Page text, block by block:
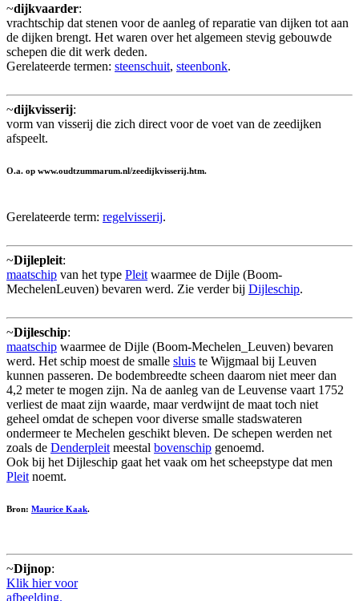
~dijkvaarder:
vrachtschip dat stenen voor de aanleg of reparatie van dijken tot aan
de dijken brengt. Het waren over het algemeen stevig gebouwde
schepen die dit werk deden.
Gerelateerde termen: steenschuit, steenbonk.
~dijkvisserij:
vorm van visserij die zich direct voor de voet van de zeedijken
afspeelt.
O.a. op www.oudtzummarum.nl/zeedijkvisserij.htm.
Gerelateerde term: regelvisserij.
~Dijlepleit:
maatschip van het type Pleit waarmee de Dijle (Boom-
MechelenLeuven) bevaren werd. Zie verder bij Dijleschip.
~Dijleschip:
maatschip waarmee de Dijle (Boom-Mechelen_Leuven) bevaren
werd. Het schip moest de smalle sluis te Wijgmaal bij Leuven
kunnen passeren. De bodembreedte scheen daarom niet meer dan
4,2 meter te mogen zijn. Na de aanleg van de Leuvense vaart 1752
verliest de maat zijn waarde, maar verdwijnt de maat toch niet
geheel omdat de schepen voor diverse smalle stadswateren
ondermeer te Mechelen geschikt bleven. De schepen werden net
zoals de Denderpleit meestal bovenschip genoemd.
Ook bij het Dijleschip gaat het vaak om het scheepstype dat men
Pleit noemt.
Bron: Maurice Kaak.
~Dijnop:
Klik hier voor
afbeelding.